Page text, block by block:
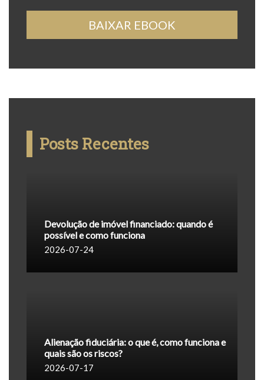
BAIXAR EBOOK
Posts Recentes
Devolução de imóvel financiado: quando é
possível e como funciona
2026-07-24
Alienação fiduciária: o que é, como funciona e
quais são os riscos?
2026-07-17